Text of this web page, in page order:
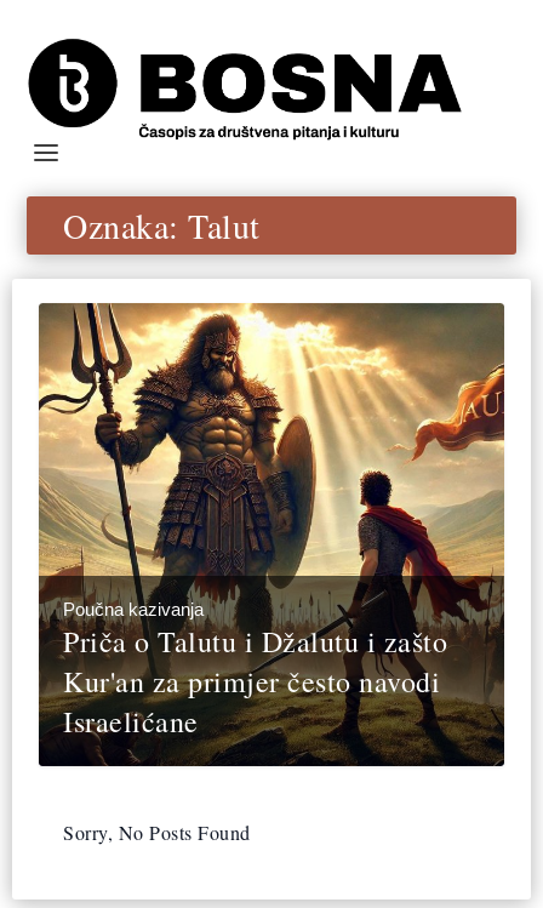
Oznaka:Talut
Poučna kazivanja
Priča o Talutu i Džalutu i zašto
Kur'an za primjer često navodi
Israelićane
Sorry, No Posts Found